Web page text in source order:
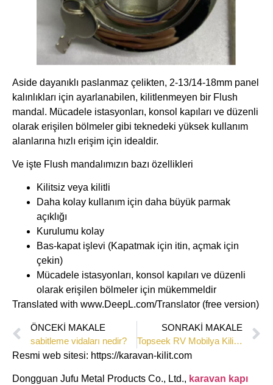
Aside dayanıklı paslanmaz çelikten, 2-13/14-18mm panel
kalınlıkları için ayarlanabilen, kilitlenmeyen bir Flush
mandal. Mücadele istasyonları, konsol kapıları ve düzenli
olarak erişilen bölmeler gibi teknedeki yüksek kullanım
alanlarına hızlı erişim için idealdir.
Ve işte Flush mandalımızın bazı özellikleri
Kilitsiz veya kilitli
Daha kolay kullanım için daha büyük parmak
açıklığı
Kurulumu kolay
Bas-kapat işlevi (Kapatmak için itin, açmak için
çekin)
Mücadele istasyonları, konsol kapıları ve düzenli
olarak erişilen bölmeler için mükemmeldir
Translated with www.DeepL.com/Translator (free version)
ÖNCEKI MAKALE
​​sabitleme vidaları nedir?​​
SONRAKI MAKALE
Topseek RV Mobilya Kilitleri Çeşitli Renk ve Stillerde Mevcuttur
Resmi web sitesi: https://karavan-kilit.com
Dongguan Jufu Metal Products Co., Ltd., karavan kapı